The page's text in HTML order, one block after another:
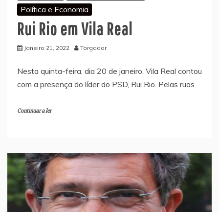
Política e Economia
Rui Rio em Vila Real
Janeiro 21, 2022 Torgador
Nesta quinta-feira, dia 20 de janeiro, Vila Real contou
com a presença do líder do PSD, Rui Rio. Pelas ruas
Continuar a ler